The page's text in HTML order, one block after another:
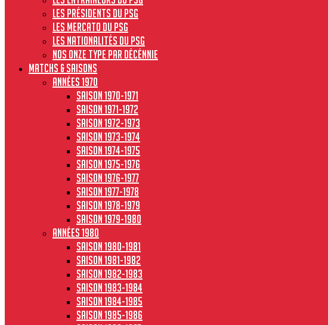
Les présidents du PSG
Les Mercato du PSG
Les nationalités du PSG
Nos onze type par décénnie
MATCHS & SAISONS
Années 1970
Saison 1970-1971
Saison 1971-1972
Saison 1972-1973
Saison 1973-1974
Saison 1974-1975
Saison 1975-1976
Saison 1976-1977
Saison 1977-1978
Saison 1978-1979
Saison 1979-1980
Années 1980
Saison 1980-1981
Saison 1981-1982
Saison 1982-1983
Saison 1983-1984
Saison 1984-1985
Saison 1985-1986